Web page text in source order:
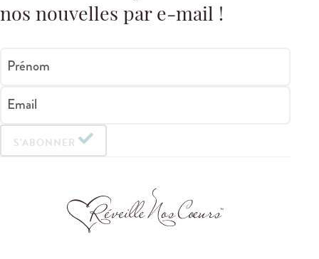
nos nouvelles par e-mail !
Prénom
Email
S'ABONNER